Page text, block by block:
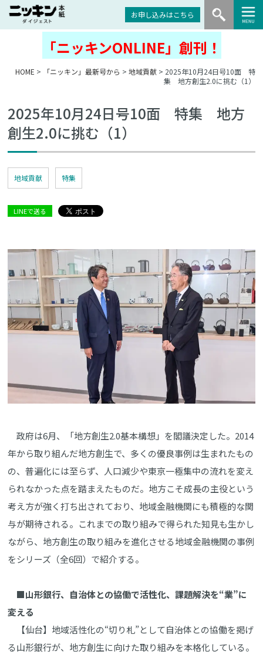
お申し込みはこちら
「ニッキンONLINE」創刊！
HOME > 「ニッキン」最新号から > 地域貢献> 2025年10月24日号10面 特
集 地方創生2.0に挑む（1）
2025年10月24日号10面 特集 地方
創生2.0に挑む（1）
地域貢献 特集
LINEで送る
政府は6月、「地方創生2.0基本構想」を閣議決定した。2014
年から取り組んだ地方創生で、多くの優良事例は生まれたもの
の、普遍化には至らず、人口減少や東京一極集中の流れを変え
られなかった点を踏まえたものだ。地方こそ成長の主役という
考え方が強く打ち出されており、地域金融機関にも積極的な関
与が期待される。これまでの取り組みで得られた知見も生かし
ながら、地方創生の取り組みを進化させる地域金融機関の事例
をシリーズ（全6回）で紹介する。
■山形銀行、自治体との協働で活性化、課題解決を“業”に
変える
【仙台】地域活性化の“切り札”として自治体との協働を掲げ
る山形銀行が、地方創生に向けた取り組みを本格化している。